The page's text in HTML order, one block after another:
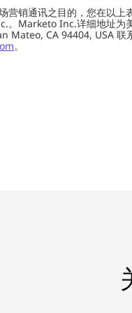
营销通讯之目的，您在以上
。Marketo Inc.详细地址为
Mateo, CA 94404, USA 联
。